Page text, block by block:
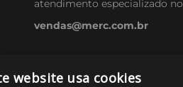
atendimento especializado
vendas@merc.com.br
website usa cookies